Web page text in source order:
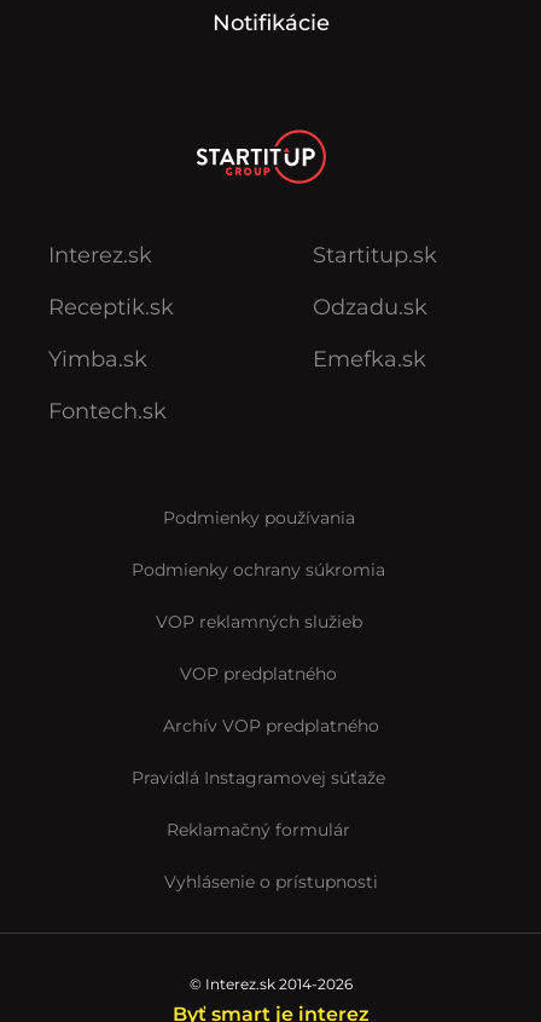
Notifikácie
Interez.sk
Receptik.sk
Yimba.sk
Fontech.sk
Startitup.sk
Odzadu.sk
Emefka.sk
Podmienky používania
Podmienky ochrany súkromia
VOP reklamných služieb
VOP predplatného
Archív VOP predplatného
Pravidlá Instagramovej súťaže
Reklamačný formulár
Vyhlásenie o prístupnosti
© Interez.sk 2014-2026
Byť smart je interez